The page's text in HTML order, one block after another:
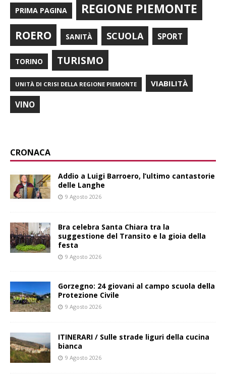
PRIMA PAGINA REGIONE PIEMONTE
ROERO SANITÀ SCUOLA SPORT
TORINO TURISMO
UNITÀ DI CRISI DELLA REGIONE PIEMONTE VIABILITÀ
VINO
CRONACA
Addio a Luigi Barroero, l’ultimo cantastorie
delle Langhe
9 Agosto 2026
Bra celebra Santa Chiara tra la
suggestione del Transito e la gioia della
festa
9 Agosto 2026
Gorzegno: 24 giovani al campo scuola della
Protezione Civile
9 Agosto 2026
ITINERARI / Sulle strade liguri della cucina
bianca
9 Agosto 2026